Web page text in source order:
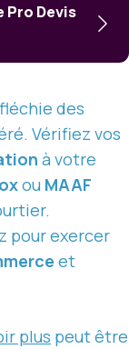
Pro Devis
des
Vérifiez vos
à votre
ou MAAF
pour exercer
et
plus peut être